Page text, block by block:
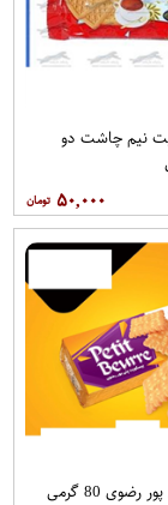
نیم چاشت دو
۵۰,۰۰۰
80 گرمی